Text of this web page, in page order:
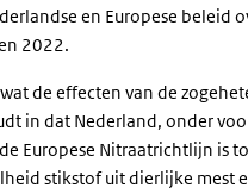
en Europese
2022.
de effecten van de
in dat Nederland, onder
Europese Nitraatrichtlijn is
stikstof uit dierlijke mest